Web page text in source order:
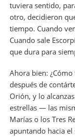
tuviera sentido,
otro, decidieron
tiempo. Cuando
Cuando sale
que dura para
Ahora bien: ¿Cómo
después de
Orión, y lo
estrellas — las
Marías o los Tres
apuntando hacia el